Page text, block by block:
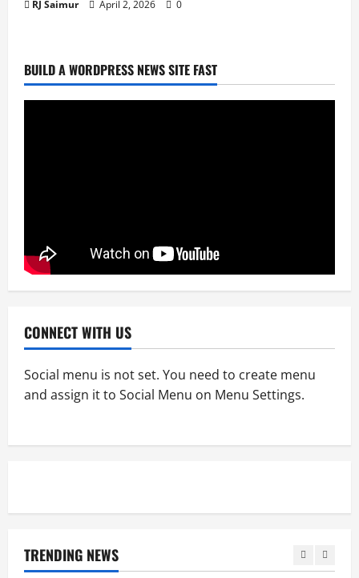
RJ Saimur April 2, 2026 0
BUILD A WORDPRESS NEWS SITE FAST
CONNECT WITH US
Social menu is not set. You need to create menu
and assign it to Social Menu on Menu Settings.
TRENDING NEWS
Entertainment National News
বিজয় দিবসে ৭১ মিডিয়া ভিশন গুণীজন সম্মাননা পেলেন
3
4
Entertainment News
২২’এ প্রিয়াঙ্কা ও জয় চৌধুরী
April 2, 2026 0
News
1
জাজ মাল্টিমিডিয়া ৫০টি সিনেমা হল করবে- আব্দুল